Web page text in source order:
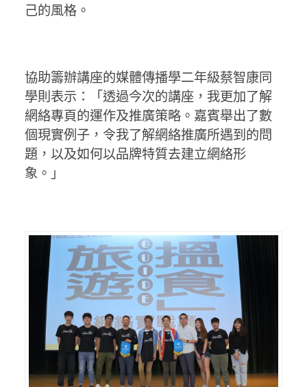
己的風格。
協助籌辦講座的媒體傳播學二年級蔡智康同
學則表示：「透過今次的講座，我更加了解
網絡專頁的運作及推廣策略。嘉賓舉出了數
個現實例子，令我了解網絡推廣所遇到的問
題，以及如何以品牌特質去建立網絡形
象。」